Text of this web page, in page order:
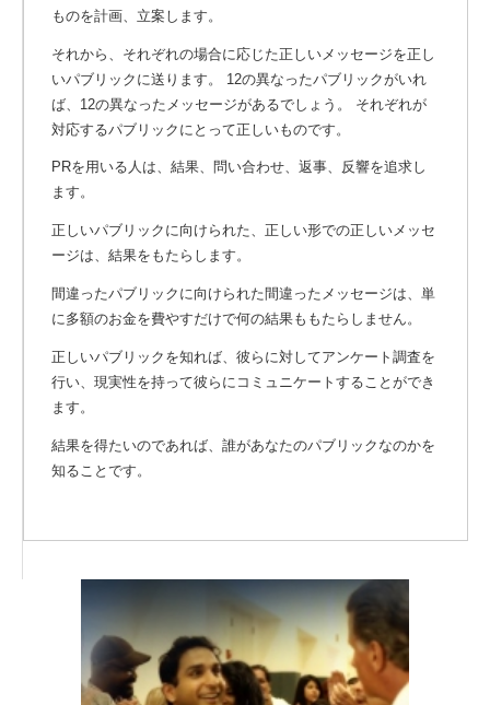
ものを計画、立案します。
それから、それぞれの場合に応じた正しいメッセージを正し
いパブリックに送ります。 12の異なったパブリックがいれ
ば、12の異なったメッセージがあるでしょう。 それぞれが
対応するパブリックにとって正しいものです。
PRを用いる人は、結果、問い合わせ、返事、反響を追求し
ます。
正しいパブリックに向けられた、正しい形での正しいメッセ
ージは、結果をもたらします。
間違ったパブリックに向けられた間違ったメッセージは、単
に多額のお金を費やすだけで何の結果ももたらしません。
正しいパブリックを知れば、彼らに対してアンケート調査を
行い、現実性を持って彼らにコミュニケートすることができ
ます。
結果を得たいのであれば、誰があなたのパブリックなのかを
知ることです。